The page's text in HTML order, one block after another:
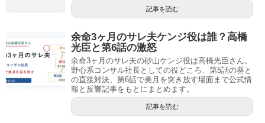
記事を読む
余命3ヶ月のサレ夫ケンジ役は誰？高橋
光臣と第6話の激怒
余命3ヶ月のサレ夫の砂山ケンジ役は高橋光臣さん。
野心系コンサル社長としての役どころ、第5話の葵と
の直接対決、第6話で美月を突き放す場面まで公式情
報と反響記事をもとにまとめます。
記事を読む